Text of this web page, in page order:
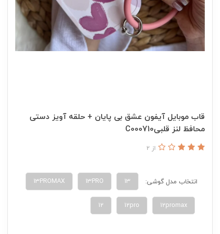
قاب موبایل آیفون عشق بی پایان + حلقه آویز دستی
محافظ لنز قلبیC000710
از 2
انتخاب مدل گوشی: 13
13PRO
13PROMAX
12promax
12pro
12